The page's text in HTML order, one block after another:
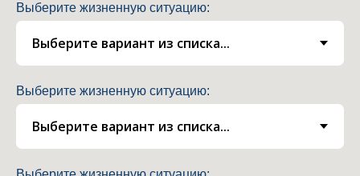
Выберите жизненную ситуацию:
Выберите жизненную ситуацию: